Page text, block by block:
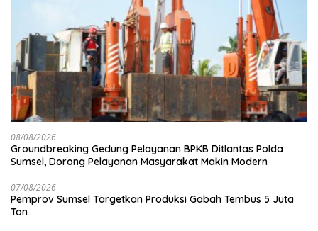
08/08/2026
Groundbreaking Gedung Pelayanan BPKB Ditlantas Polda
Sumsel, Dorong Pelayanan Masyarakat Makin Modern
07/08/2026
Pemprov Sumsel Targetkan Produksi Gabah Tembus 5 Juta
Ton